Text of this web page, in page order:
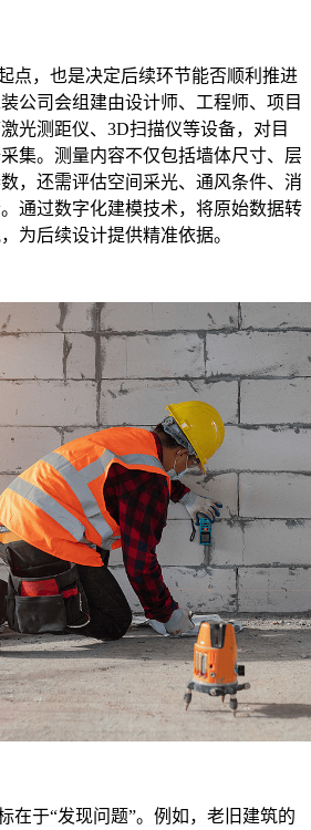
点，也是决定后续环节能否顺利推进
公司会组建由设计师、工程师、项目
光测距仪、3D扫描仪等设备，对目
集。测量内容不仅包括墙体尺寸、层
，还需评估空间采光、通风条件、消
通过数字化建模技术，将原始数据转
为后续设计提供精准依据。
在于“发现问题”。例如，老旧建筑的